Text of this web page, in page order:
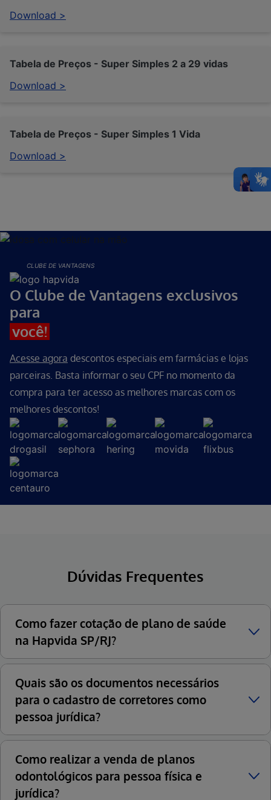
Download >
Tabela de Preços - Super Simples 2 a 29 vidas
Download >
Tabela de Preços - Super Simples 1 Vida
Download >
CLUBE DE VANTAGENS
O Clube de Vantagens exclusivos
para
você!
Acesse agora descontos especiais em farmácias e lojas
parceiras. Basta informar o seu CPF no momento da
compra para ter acesso as melhores marcas com os
melhores descontos!
Dúvidas Frequentes
Como fazer cotação de plano de saúde
na Hapvida SP/RJ?
Quais são os documentos necessários
para o cadastro de corretores como
pessoa jurídica?
Como realizar a venda de planos
odontológicos para pessoa física e
jurídica?